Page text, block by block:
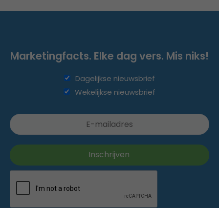
Marketingfacts. Elke dag vers. Mis niks!
Dagelijkse nieuwsbrief
Wekelijkse nieuwsbrief